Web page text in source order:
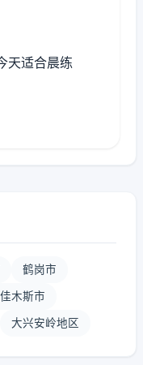
天适合晨练
鹤岗市
佳木斯市
大兴安岭地区